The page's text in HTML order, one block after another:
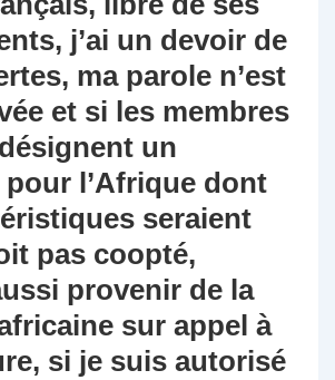
j’ai un devoir de
ma parole n’est
et si les membres
un
l’Afrique dont
seraient
pas coopté,
provenir de la
sur appel à
si je suis autorisé